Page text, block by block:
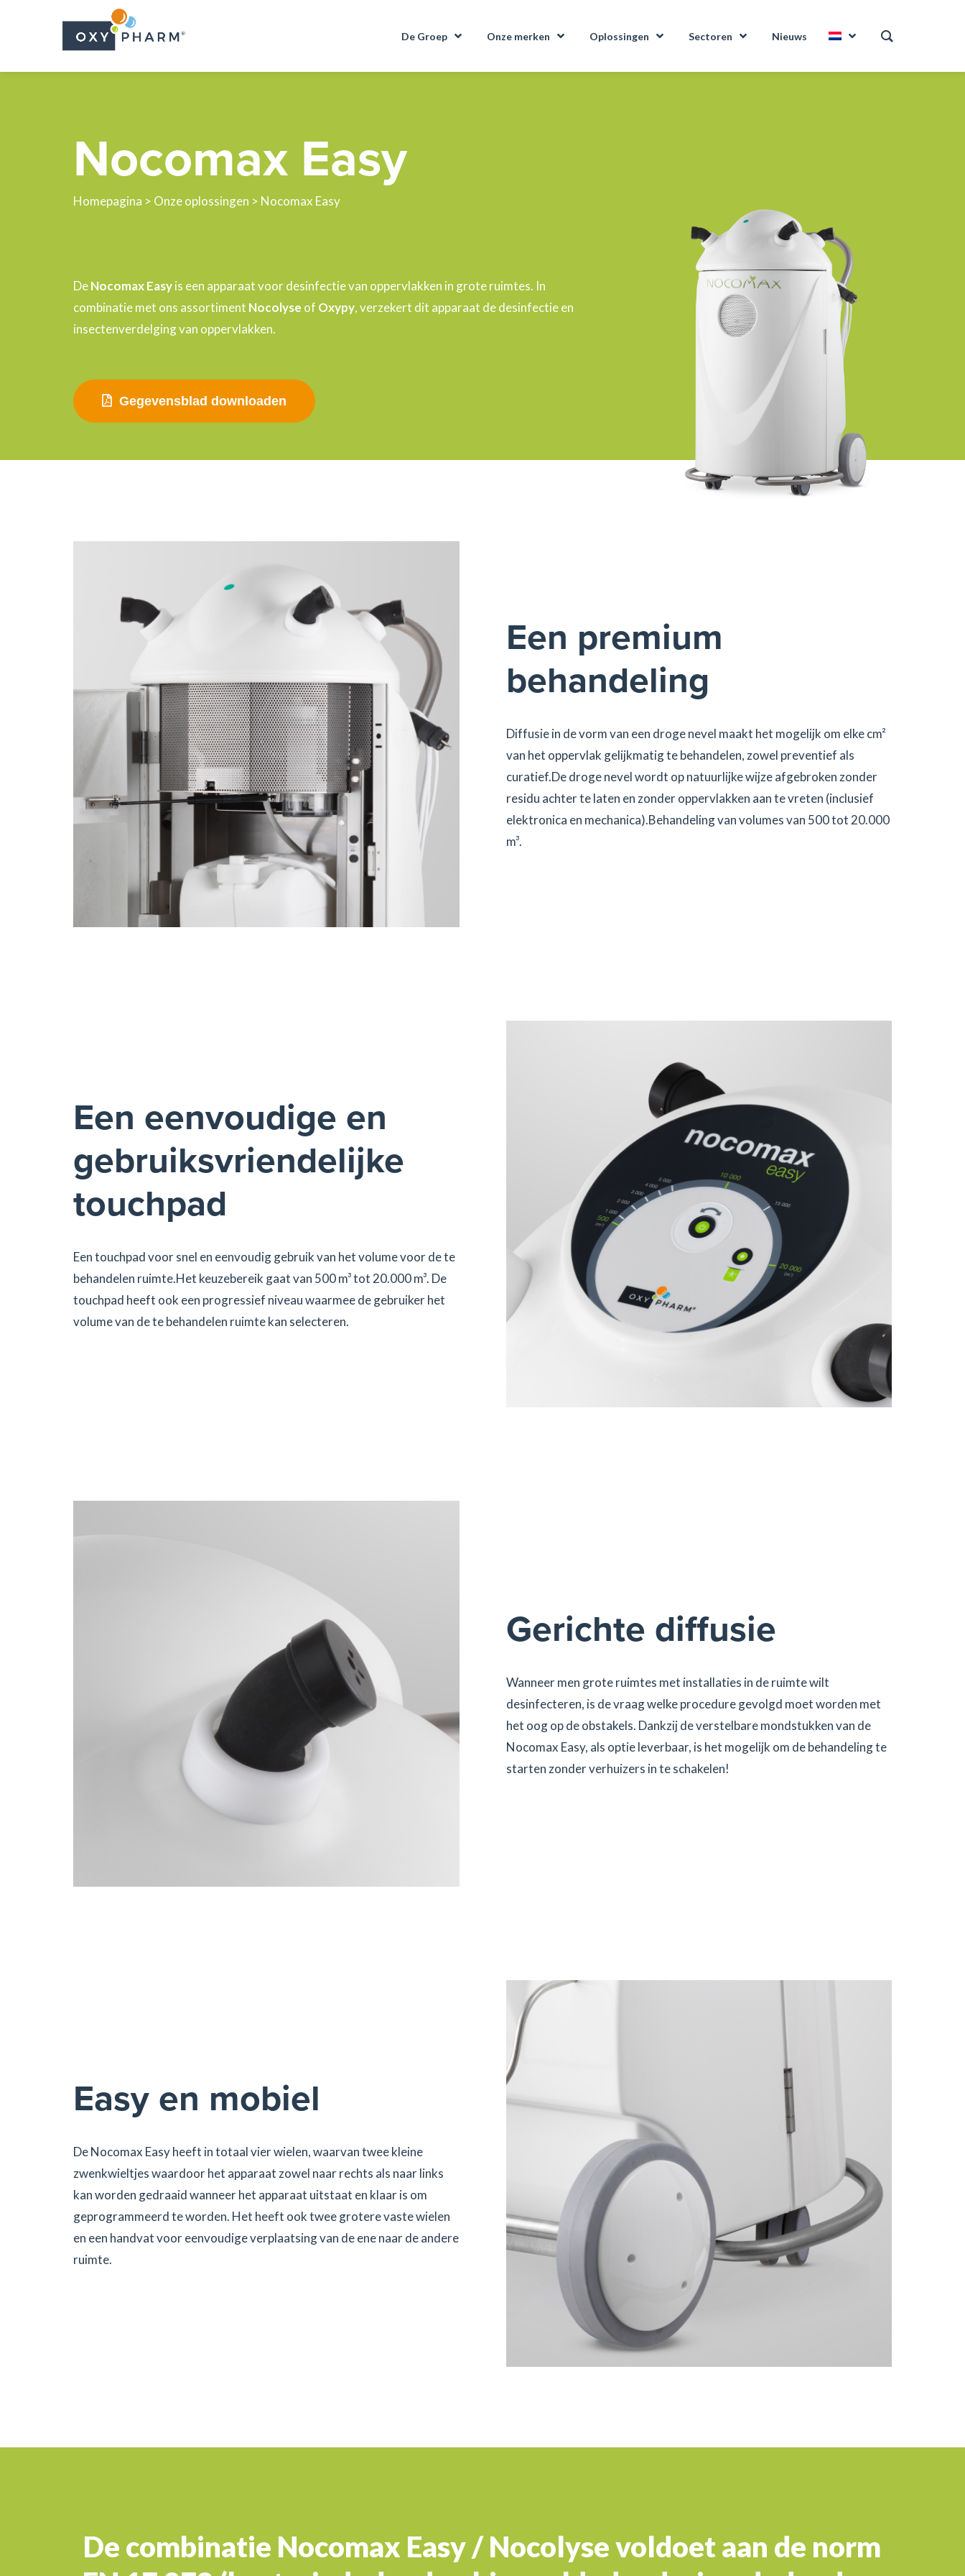
content
De Groep Onze merken Oplossingen Sectoren Nieuws
Nocomax Easy
Homepagina > Onze oplossingen > Nocomax Easy
DeNocomax Easyis een apparaat voor desinfectie van oppervlakken in grote ruimtes. In
combinatie met ons assortiment Nocolyse of Oxypy, verzekert dit apparaat de desinfectie en
insectenverdelging van oppervlakken.
Gegevensblad downloaden
Een premium
behandeling
Diffusie in de vorm van een droge nevel maakt het mogelijk om elke cm²
van het oppervlak gelijkmatig te behandelen, zowel preventief als
curatief.De droge nevel wordt op natuurlijke wijze afgebroken zonder
residu achter te laten en zonder oppervlakken aan te vreten (inclusief
elektronica en mechanica).Behandeling van volumes van 500 tot 20.000
m³.
Een eenvoudige en
gebruiksvriendelijke
touchpad
Een touchpad voor snel en eenvoudig gebruik van het volume voor de te
behandelen ruimte.Het keuzebereik gaat van 500 m³ tot 20.000 m³. De
touchpad heeft ook een progressief niveau waarmee de gebruiker het
volume van de te behandelen ruimte kan selecteren.
Gerichte diffusie
Wanneer men grote ruimtes met installaties in de ruimte wilt
desinfecteren, is de vraag welke procedure gevolgd moet worden met
het oog op de obstakels. Dankzij de verstelbare mondstukken van de
Nocomax Easy, als optie leverbaar, is het mogelijk om de behandeling te
starten zonder verhuizers in te schakelen!
Easy en mobiel
De Nocomax Easy heeft in totaal vier wielen, waarvan twee kleine
zwenkwieltjes waardoor het apparaat zowel naar rechts als naar links
kan worden gedraaid wanneer het apparaat uitstaat en klaar is om
geprogrammeerd te worden. Het heeft ook twee grotere vaste wielen
en een handvat voor eenvoudige verplaatsing van de ene naar de andere
ruimte.
De combinatie Nocomax Easy / Nocolyse voldoet aan de norm